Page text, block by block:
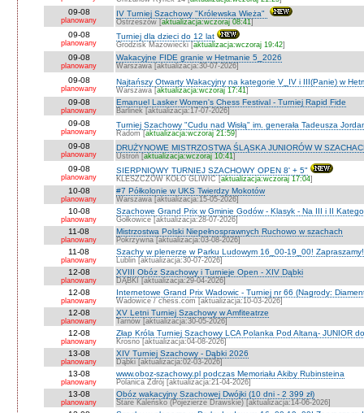
09-08
planowany
IV Turniej Szachowy "Królewska Wieża"
Ostrzeszów [aktualizacja:wczoraj 08:41]
09-08
planowany
Turniej dla dzieci do 12 lat
Grodzisk Mazowiecki [aktualizacja:wczoraj 19:42]
09-08
planowany
Wakacyjne FIDE granie w Hetmanie 5_2026
Warszawa [aktualizacja:30-07-2026]
09-08
planowany
Najtańszy Otwarty Wakacyjny na kategorie V_IV i III(Panie) w
Warszawa [aktualizacja:wczoraj 17:41]
09-08
planowany
Emanuel Lasker Women's Chess Festival - Turniej Rapid Fide
Barlinek [aktualizacja:17-07-2026]
09-08
planowany
Turniej Szachowy "Cudu nad Wisłą" im. generała Tadeusza
Radom [aktualizacja:wczoraj 21:59]
09-08
planowany
DRUŻYNOWE MISTRZOSTWA ŚLĄSKA JUNIORÓW W
Ustroń [aktualizacja:wczoraj 10:41]
09-08
planowany
SIERPNIOWY TURNIEJ SZACHOWY OPEN 8' + 5"
KLESZCZÓW KOŁO GLIWIC [aktualizacja:wczoraj 17:04]
10-08
planowany
#7 Półkolonie w UKS Twierdzy Mokotów
Warszawa [aktualizacja:15-05-2026]
10-08
planowany
Szachowe Grand Prix w Gminie Godów - Klasyk - Na III i II
Gołkowice [aktualizacja:28-07-2026]
11-08
planowany
Mistrzostwa Polski Niepełnosprawnych Ruchowo w szachach
Pokrzywna [aktualizacja:03-08-2026]
11-08
planowany
Szachy w plenerze w Parku Ludowym 16_00-19_00! Zapraszamy!
Lublin [aktualizacja:30-07-2026]
12-08
planowany
XVIII Obóz Szachowy i Turnieje Open - XIV Dąbki
DĄBKI [aktualizacja:29-04-2026]
12-08
planowany
Internetowe Grand Prix Wadowic - Turniej nr 66 (Nagrody:
Wadowice / chess.com [aktualizacja:10-03-2026]
12-08
planowany
XV Letni Turniej Szachowy w Amfiteatrze
Tarnów [aktualizacja:30-05-2026]
12-08
planowany
Złap Króla Turniej Szachowy LCA Polanka Pod Altaną- JUNIOR
Krosno [aktualizacja:04-08-2026]
13-08
planowany
XIV Turniej Szachowy - Dąbki 2026
Dąbki [aktualizacja:02-03-2026]
13-08
planowany
www.oboz-szachowy.pl podczas Memoriału Akiby Rubinsteina
Polanica Zdrój [aktualizacja:21-04-2026]
13-08
planowany
Obóz wakacyjny Szachowej Dwójki (10 dni - 2 399 zł)
Stare Kaleńsko (Pojezierze Drawskie) [aktualizacja:14-06-2026]